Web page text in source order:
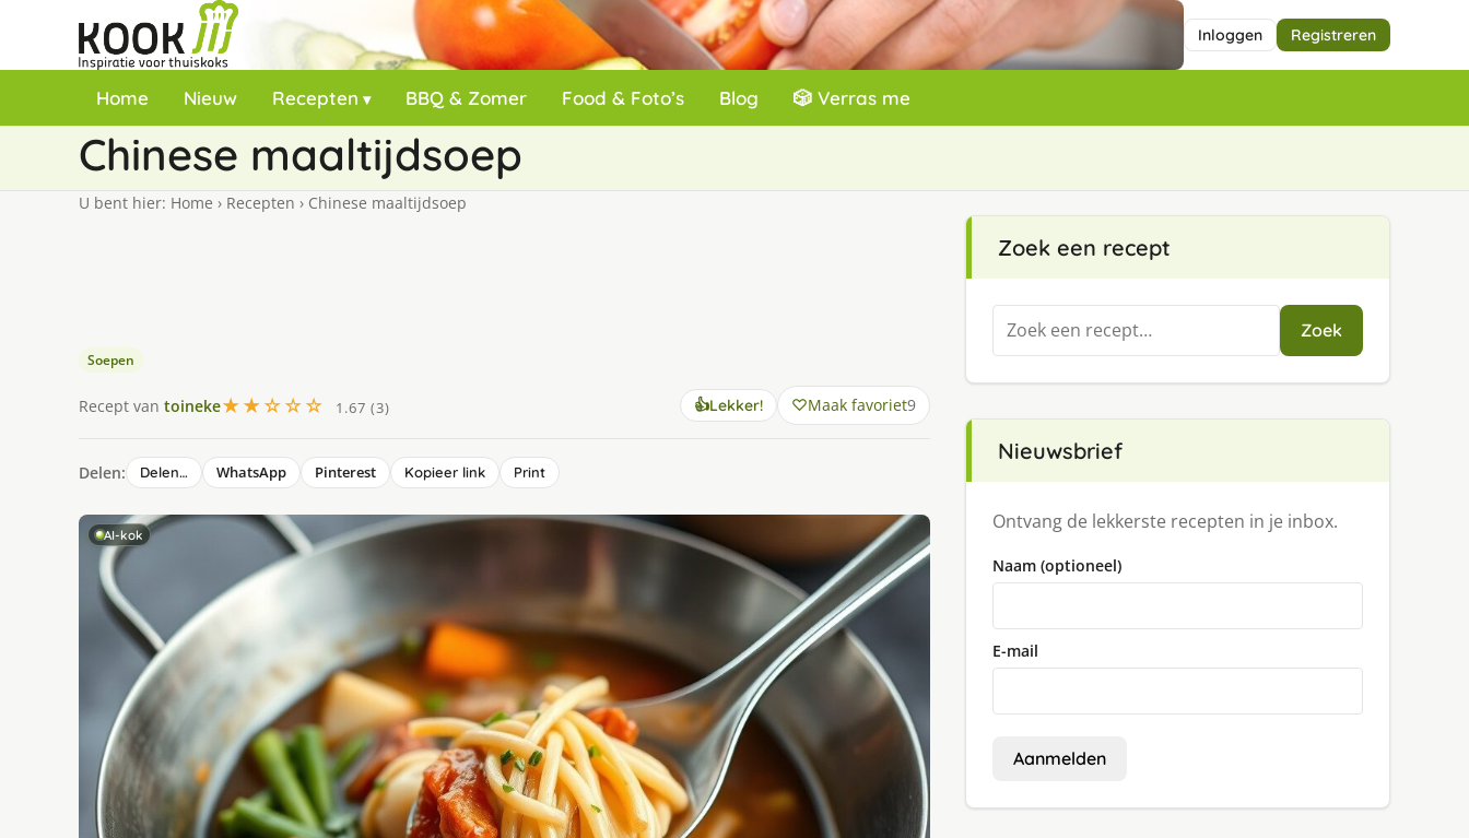
Inloggen Registreren
Home Nieuw Recepten BBQ & Zomer Food & Foto’s Blog 🎲 Verras me
Chinese maaltijdsoep
U bent hier: Home › Recepten › Chinese maaltijdsoep
Soepen
Recept van toineke★★☆☆☆ 1.67 (3) 👍Lekker! Maak favoriet9
Delen: Delen… WhatsApp Pinterest Kopieer link Print
AI-kok
Zoek een recept
Zoeken
naar:
Zoek
Nieuwsbrief
Ontvang de lekkerste recepten in je inbox.
Naam (optioneel)
E-mail
Aanmelden